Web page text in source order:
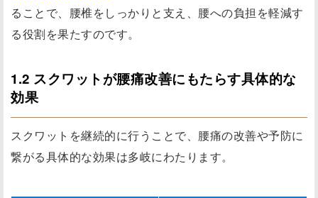
ることで、腰椎をしっかりと支え、腰への負担を軽減す
る役割を果たすのです。
1.2 スクワットが腰痛改善にもたらす具体的な
効果
スクワットを継続的に行うことで、腰痛の改善や予防に
繋がる具体的な効果は多岐にわたります。